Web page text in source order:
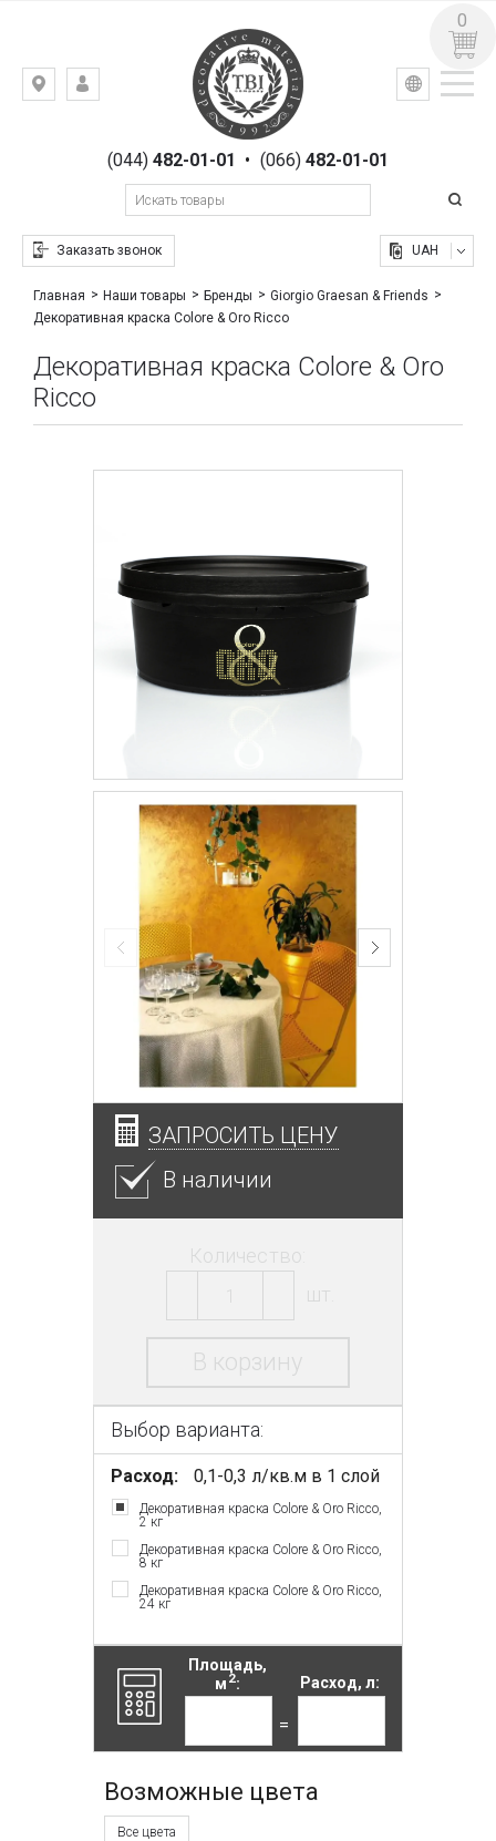
Киев,
Гоголевская,(044)482-01-01 • (066) 482-01-01
Заказать звонок
УКР РУС
UAH
0
Главная Наши товары Бренды
Giorgio Graesan & Friends
Декоративная краска Colore & Oro Ricco
Декоративная краска Colore & Oro
Ricco
ЗАПРОСИТЬ ЦЕНУ
В наличии
Количество:
шт.
В корзину
Выбор варианта:
Расход: 0,1-0,3 л/кв.м в 1 слой
Декоративная краска Colore & Oro Ricco,
2 кг
Декоративная краска Colore & Oro Ricco,
8 кг
Декоративная краска Colore & Oro Ricco,
24 кг
Площадь,
м 2:
=
Расход, л:
Возможные цвета
Все цвета